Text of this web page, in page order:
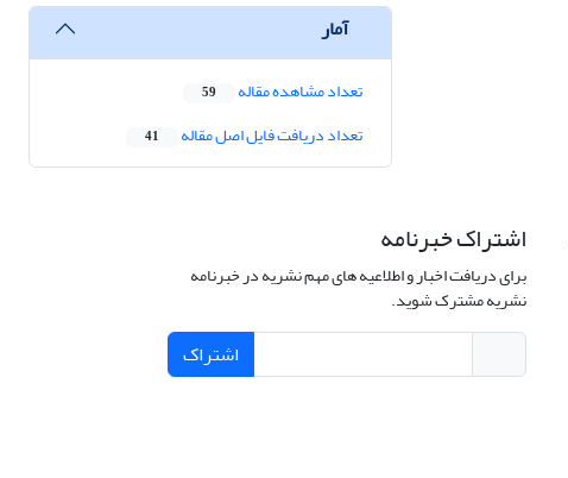
آمار
تعداد مشاهده مقاله 59
تعداد دریافت فایل اصل مقاله 41
اشتراک خبرنامه
برای دریافت اخبار و اطلاعیه های مهم نشریه در خبرنامه
نشریه مشترک شوید.
اشتراک